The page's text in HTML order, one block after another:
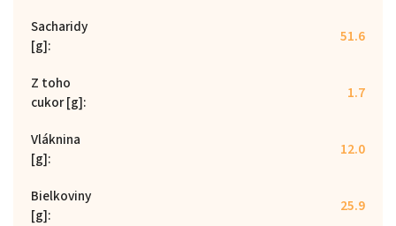
Sacharidy
[g]: 51.6
Z toho
cukor [g]: 1.7
Vláknina
[g]: 12.0
Bielkoviny
[g]: 25.9